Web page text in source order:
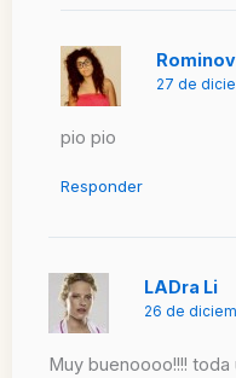
27 de
pio pio
Responder
LADra Li
26 de
Muy buenoooo!!!!